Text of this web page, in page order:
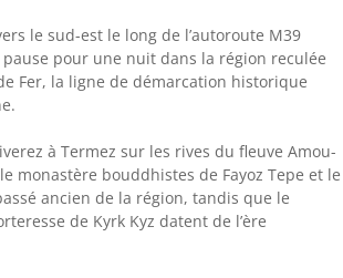
le sud-est le long de l’autoroute M39
pour une nuit dans la région reculée
Fer, la ligne de démarcation historique
à Termez sur les rives du fleuve Amou-
monastère bouddhistes de Fayoz Tepe et le
ancien de la région, tandis que le
de Kyrk Kyz datent de l’ère